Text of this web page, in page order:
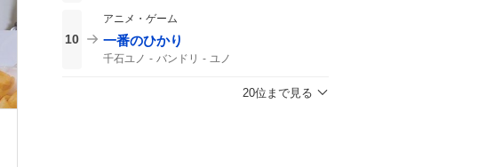
10
アニメ・ゲーム
一番のひかり
千石ユノ バンドリ ユノ
20位まで見る